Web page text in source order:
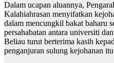
Dalam ucapan aluannya,
Kalahiahrasan menyifatkan
dalam mencungkil bakat baharu
persahabatan antara universiti
Beliau turut berterima kasih
penganjuran sulung kejohanan